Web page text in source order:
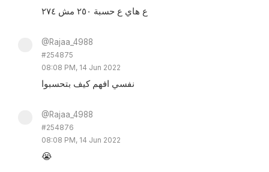
ع هاي ع حسبة ٢٥٠ مش ٢٧٤
@Rajaa_4988
#254875
08:08 PM, 14 Jun 2022
نفسي افهم كيف بتحسبوا
@Rajaa_4988
#254876
08:08 PM, 14 Jun 2022
😭